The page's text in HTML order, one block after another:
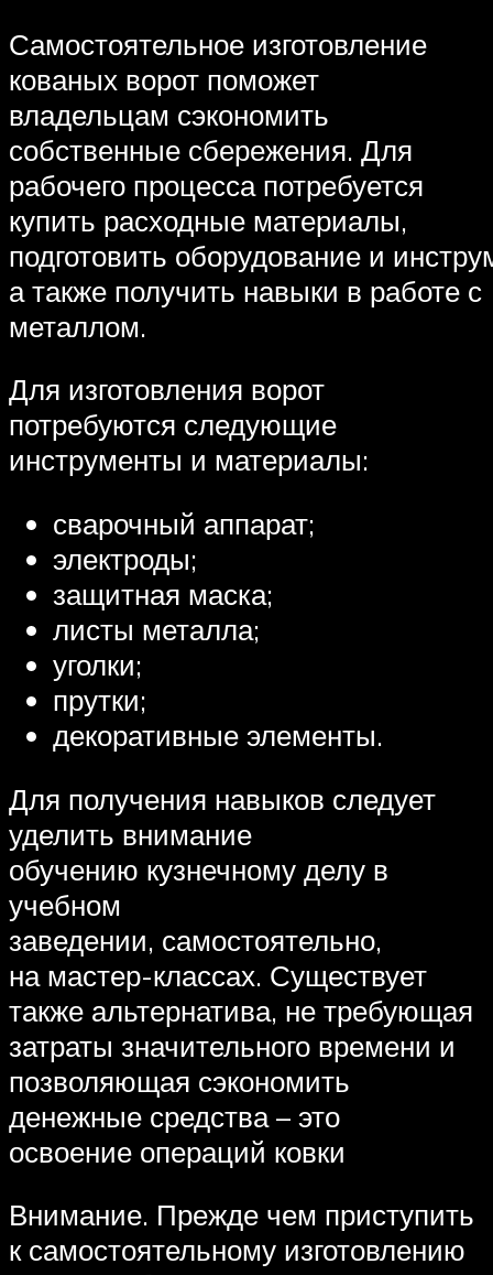
Самостоятельное изготовление
кованых ворот поможет
владельцам сэкономить
собственные сбережения. Для
рабочего процесса потребуется
купить расходные материалы,
подготовить оборудование и
а также получить навыки в работе с
металлом.
Для изготовления ворот
потребуются следующие
инструменты и материалы:
сварочный аппарат;
электроды;
защитная маска;
листы металла;
уголки;
прутки;
декоративные элементы.
Для получения навыков следует
уделить внимание
обучению кузнечному делу в
учебном
заведении, самостоятельно,
на мастер-классах. Существует
также альтернатива, не требующая
затраты значительного времени и
позволяющая сэкономить
денежные средства – это
освоение операций ковки
Внимание. Прежде чем приступить
к самостоятельному изготовлению